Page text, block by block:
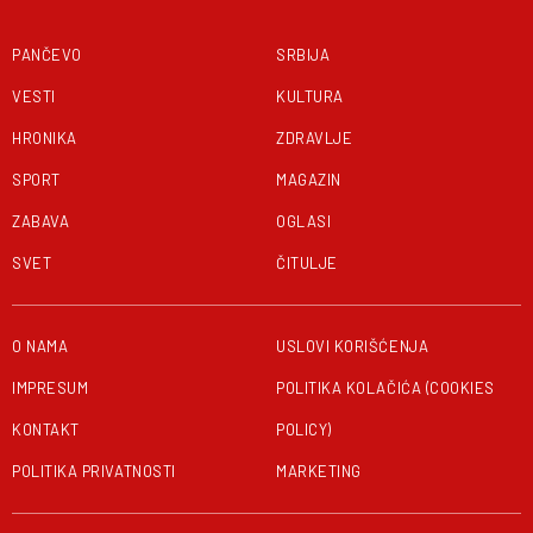
PANČEVO
VESTI
HRONIKA
SPORT
ZABAVA
SVET
SRBIJA
KULTURA
ZDRAVLJE
MAGAZIN
OGLASI
ČITULJE
O NAMA
IMPRESUM
KONTAKT
POLITIKA PRIVATNOSTI
USLOVI KORIŠĆENJA
POLITIKA KOLAČIĆA (COOKIES
POLICY)
MARKETING